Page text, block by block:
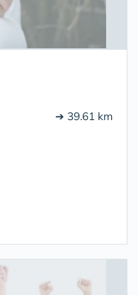
➔ 39.61 km